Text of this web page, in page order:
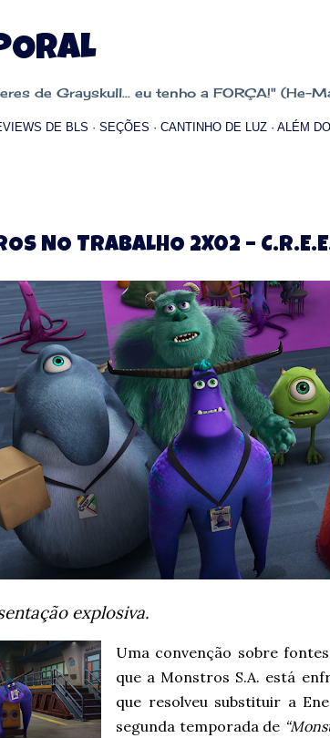
de Grayskull... eu tenho a FORÇA!" (He-
DE BLS SEÇÕES CANTINHO DE LUZ ALÉM
NO TRABALHO 2X02 –
explosiva.
Uma convenção sobre
que a Monstros S.A. está
que resolveu substituir a
segunda temporada de